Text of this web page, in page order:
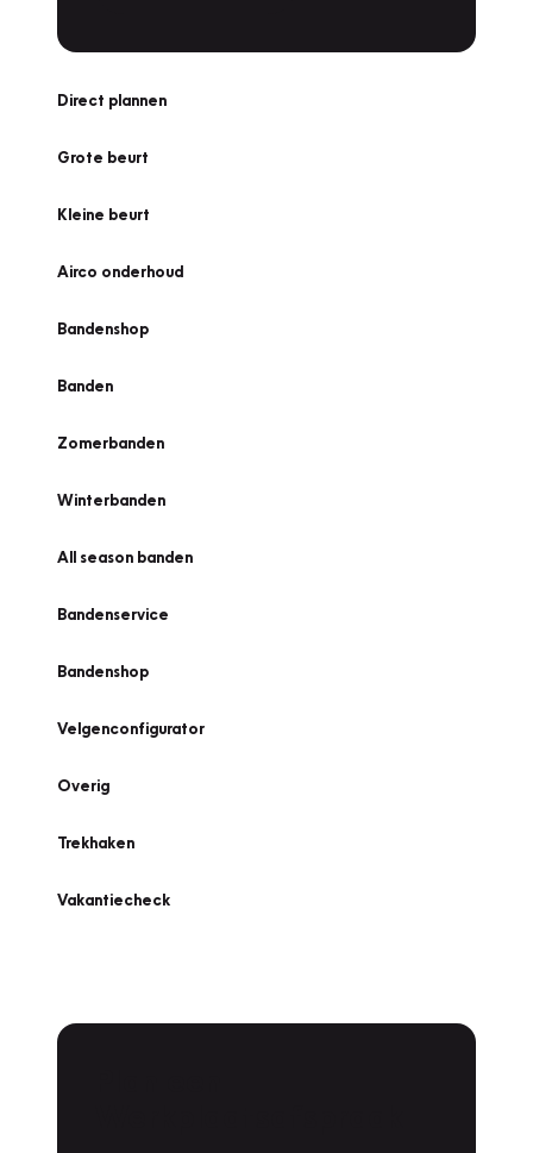
Direct plannen
Grote beurt
Kleine beurt
Airco onderhoud
Bandenshop
Banden
Zomerbanden
Winterbanden
All season banden
Bandenservice
Bandenshop
Velgenconfigurator
Overig
Trekhaken
Vakantiecheck